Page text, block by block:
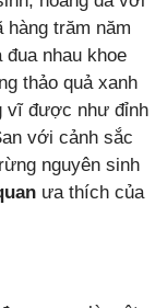
trăm năm
nhau khoe
thảo quả xanh
vĩ được như đỉnh
với cảnh sắc
nguyên sinh
ưa thích của